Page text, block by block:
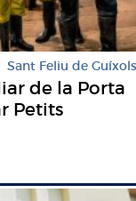
Sant Feliu de Guíxols
de la Porta
Petits